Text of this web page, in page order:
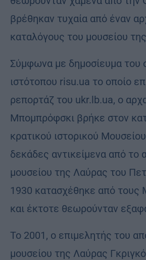
βρέθηκαν τυχαία από έναν
καταλόγους του μουσείου
Σύμφωνα με δημοσίευμα του
ιστότοπου risu.ua το οποίο
ρεπορτάζ του ukr.lb.ua, ο
Μπομπρόφσκι βρήκε στον
κρατικού ιστορικού
δεκάδες αντικείμενα από το
μουσείου της Λαύρας του
1930 κατασχέθηκε από τους
και έκτοτε θεωρούνταν
Το 2001, ο επιμελητής του
μουσείου της Λαύρας